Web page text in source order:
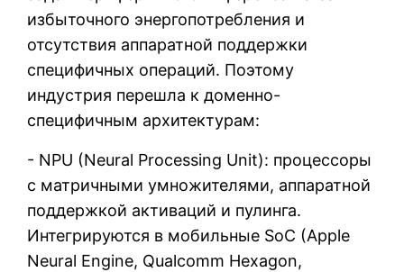
избыточного энергопотребления и
отсутствия аппаратной поддержки
специфичных операций. Поэтому
индустрия перешла к доменно-
специфичным архитектурам:
- NPU (Neural Processing Unit): процессоры
с матричными умножителями, аппаратной
поддержкой активаций и пулинга.
Интегрируются в мобильные SoC (Apple
Neural Engine, Qualcomm Hexagon,